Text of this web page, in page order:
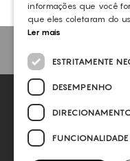
NÃO
informações que você
que eles coletaram do
Ler mais
ESTRITAMENTE
DESEMPENHO
FUNCIONALIDADE